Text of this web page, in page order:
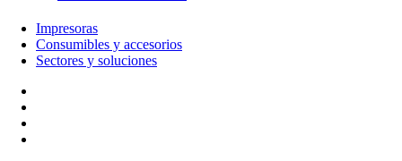
Impresoras
Consumibles y accesorios
Sectores y soluciones